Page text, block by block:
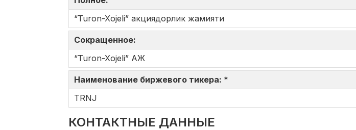
“Turon-Xojeli” акциядорлик жамияти
Сокращенное:
“Turon-Xojeli” АЖ
Наименование биржевого тикера: *
TRNJ
КОНТАКТНЫЕ ДАННЫЕ